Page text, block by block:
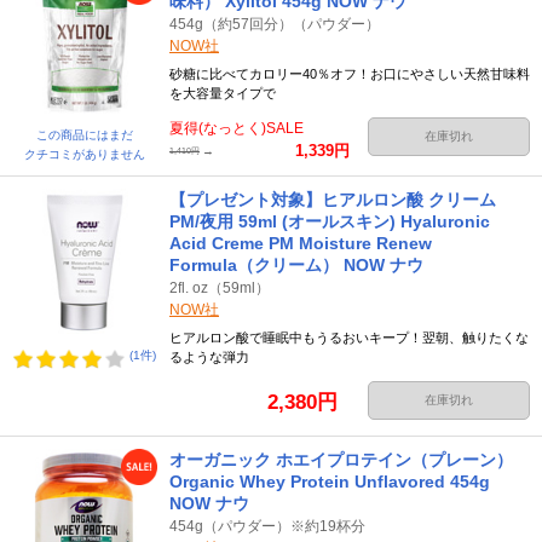
この商品にはまだ
クチコミがありません
454g（約57回分）（パウダー）
NOW社
砂糖に比べてカロリー40％オフ！お口にやさしい天然甘味料
を大容量タイプで
夏得(なっとく)SALE
1,410円 → 1,339円
在庫切れ
(1件)
【プレゼント対象】ヒアルロン酸 クリーム
PM/夜用 59ml (オールスキン) Hyaluronic
Acid Creme PM Moisture Renew
Formula（クリーム） NOW ナウ
2fl. oz（59ml）
NOW社
ヒアルロン酸で睡眠中もうるおいキープ！翌朝、触りたくな
るような弾力
2,380円 在庫切れ
オーガニック ホエイプロテイン（プレーン）
Organic Whey Protein Unflavored 454g
NOW ナウ
454g（パウダー）※約19杯分